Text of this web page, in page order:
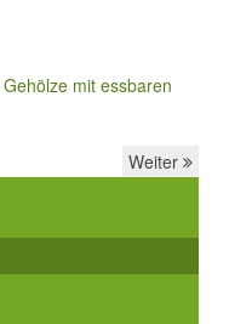
Gehölze mit essbaren
Weiter